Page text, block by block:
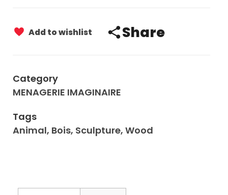
Add to wishlist Share
Category
MENAGERIE IMAGINAIRE
Tags
Animal, Bois, Sculpture, Wood